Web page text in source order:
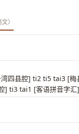
）
四县腔] ti2 ti5 tai3 [梅
] ti3 tai1 [客语拼音字